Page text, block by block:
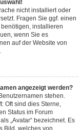
nicht installiert oder
Fragen Sie ggf. einen
installieren
wenn Sie es
auf der Website von
angezeigt werden?
stehen.
Oft sind dies Sterne,
Status im Forum
„Avatar“ bezeichnet. Es
Bild, welches von